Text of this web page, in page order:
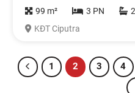
99 m² 3 PN
KĐT Ciputra
1 2 3 4